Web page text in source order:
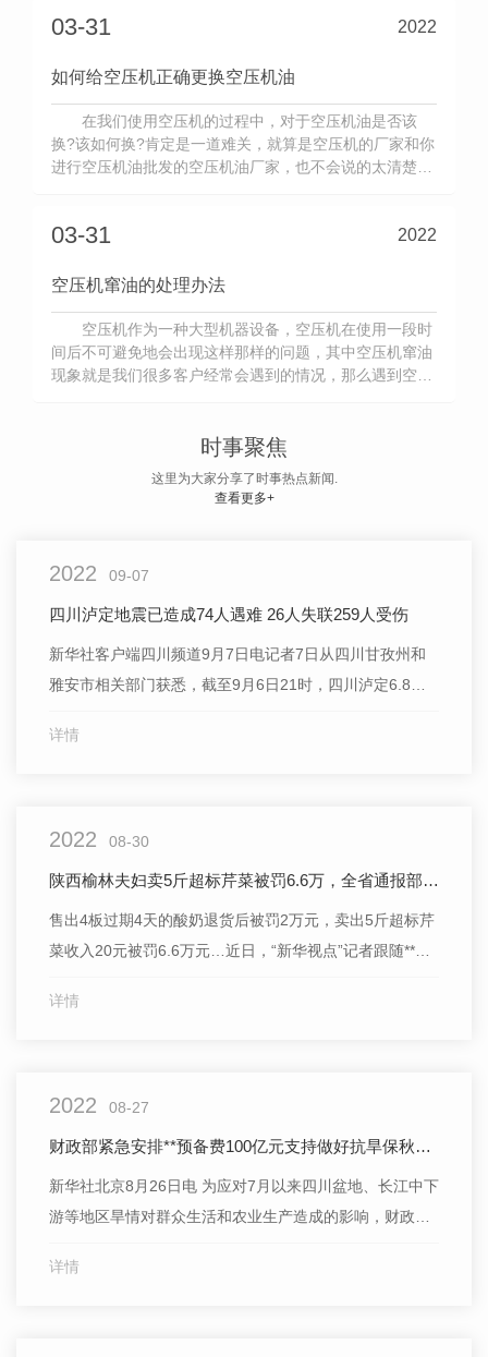
03-31 2022
如何给空压机正确更换空压机油
在我们使用空压机的过程中，对于空压机油是否该
换?该如何换?肯定是一道难关，就算是空压机的厂家和你
进行空压机油批发的空压机油厂家，也不会说的太清楚，.
03-31 2022
空压机窜油的处理办法
空压机作为一种大型机器设备，空压机在使用一段时
间后不可避免地会出现这样那样的问题，其中空压机窜油
现象就是我们很多客户经常会遇到的情况，那么遇到空压
时事聚焦
这里为大家分享了时事热点新闻.
查看更多+
2022 09-07
四川泸定地震已造成74人遇难 26人失联259人受伤
新华社客户端四川频道9月7日电记者7日从四川甘孜州和
雅安市相关部门获悉，截至9月6日21时，四川泸定6.8级
遇难。
详情
2022 08-30
陕西榆林夫妇卖5斤超标芹菜被罚6.6万，全省通报部署整改
售出4板过期4天的酸奶退货后被罚2万元，卖出5斤超标芹
菜收入20元被罚6.6万元…近日，“新华视点”记者跟随**第
部门针对小微市场主体的一些行政处罚存在“过罚不当”“类
详情
2022 08-27
财政部紧急安排**预备费100亿元支持做好抗旱保秋粮等相关工作
新华社北京8月26日电 为应对7月以来四川盆地、长江中下
游等地区旱情对群众生活和农业生产造成的影响，财政部
费安排农业生产和水利救灾资金100亿元，
详情